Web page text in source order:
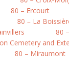
80 – Ercourt
80 – La
80
Cemetery and
80 – Miraumont